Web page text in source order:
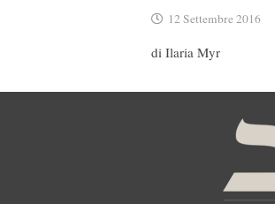
12 Settembre 2016
di Ilaria Myr